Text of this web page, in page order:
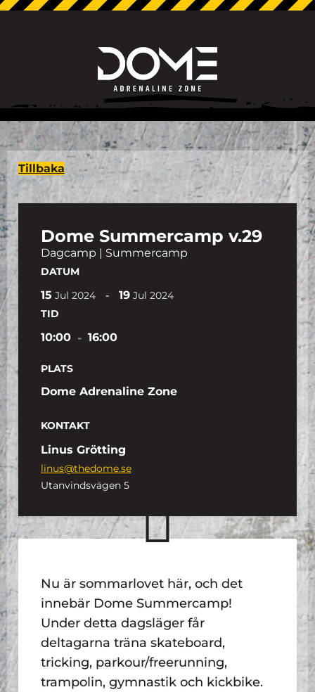
Tillbaka
Dome Summercamp v.29
Dagcamp | Summercamp
DATUM
15 Jul 2024 - 19 Jul 2024
TID
10:00 - 16:00
PLATS
Dome Adrenaline Zone
KONTAKT
Linus Grötting
linus@thedome.se
Utanvindsvägen 5
Nu är sommarlovet här, och det
innebär Dome Summercamp!
Under detta dagsläger får
deltagarna träna skateboard,
tricking, parkour/freerunning,
trampolin, gymnastik och kickbike.